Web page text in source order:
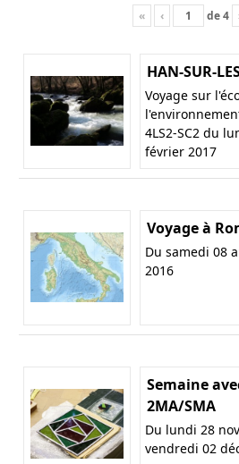
« ‹ de4
HAN-SUR-
Voyage sur
4LS2-SC2 du
février 2017
Voyage à
Du samedi 08
2016
Semaine
2MA/SMA
Du lundi 28
vendredi 02